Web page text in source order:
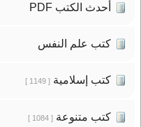
أحدث الكتب PDF
كتب علم النفس
كتب إسلامية[ 1149 ]
كتب متنوعة[ 1084 ]